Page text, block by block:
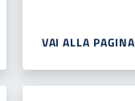
VAI ALLA PAGINA